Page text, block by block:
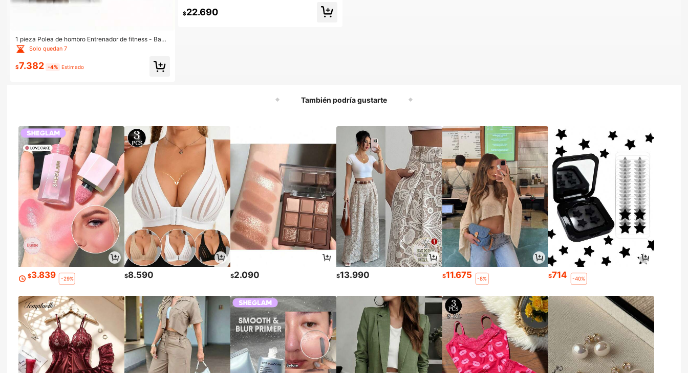
1 pieza Polea de hombro Entrenador de fitness - Band
a de resistencia Ejercitador de brazos para fortalecimi
ento y tonificación muscular
Solo quedan 7
$7.382 -4% Estimado
$22.690
También podría gustarte
$3.839 -29% $8.590 $2.090 $13.990 $11.675 -8% $714 -40%